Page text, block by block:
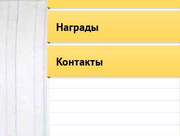
Награды
Контакты